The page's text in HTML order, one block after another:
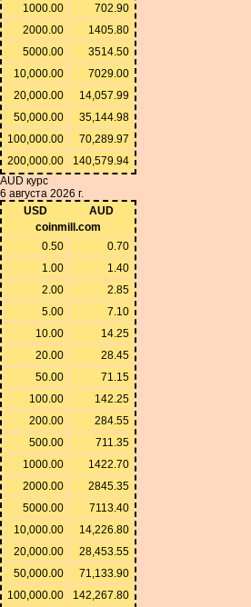
1000.00
702.90
2000.00
1405.80
5000.00
3514.50
10,000.00
7029.00
20,000.00
14,057.99
50,000.00
35,144.98
100,000.00
70,289.97
200,000.00
140,579.94
AUD курс
6 августа 2026 г.
USD
AUD
coinmill.com
0.50
0.70
1.00
1.40
2.00
2.85
5.00
7.10
10.00
14.25
20.00
28.45
50.00
71.15
100.00
142.25
200.00
284.55
500.00
711.35
1000.00
1422.70
2000.00
2845.35
5000.00
7113.40
10,000.00
14,226.80
20,000.00
28,453.55
50,000.00
71,133.90
100,000.00
142,267.80